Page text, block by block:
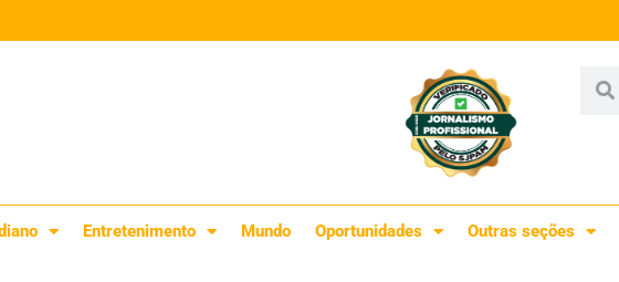
Entretenimento Mundo Oportunidades Outras seções